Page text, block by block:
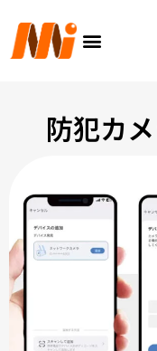
ニ
ュ
防犯カ